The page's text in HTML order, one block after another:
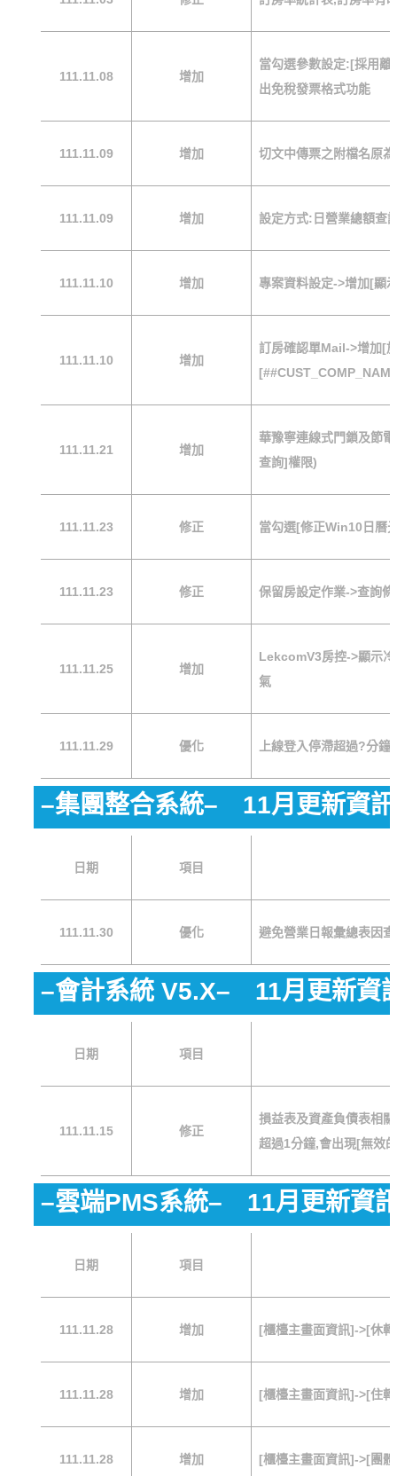
111.11.08 增加
當勾選參數設定:[採用離
出免稅發票格式功能
111.11.09 增加 切文中傳票之附檔名原
111.11.09 增加 設定方式:日營業總額查
111.11.10 增加 專案資料設定->增加[顯
111.11.10 增加
訂房確認單Mail->增加[
111.11.21 增加
華豫寧連線式門鎖及節
查詢]權限)
111.11.23 修正 當勾選[修正Win10日曆
111.11.23 修正 保留房設定作業->查詢
111.11.25 增加
LekcomV3房控->顯示
氣
111.11.29 優化 上線登入停滯超過?分
–集團整合系統– 11月更新資訊
日期 項目
111.11.30 優化 避免營業日報彙總表因
–會計系統 V5.X– 11月更新資
日期 項目
111.11.15 修正
損益表及資產負債表相
超過1分鐘,會出現[無效
–雲端PMS系統– 11月更新資
日期 項目
111.11.28 增加 [櫃檯主畫面資訊]->[休
111.11.28 增加 [櫃檯主畫面資訊]->[住
111.11.28 增加 [櫃檯主畫面資訊]->[團